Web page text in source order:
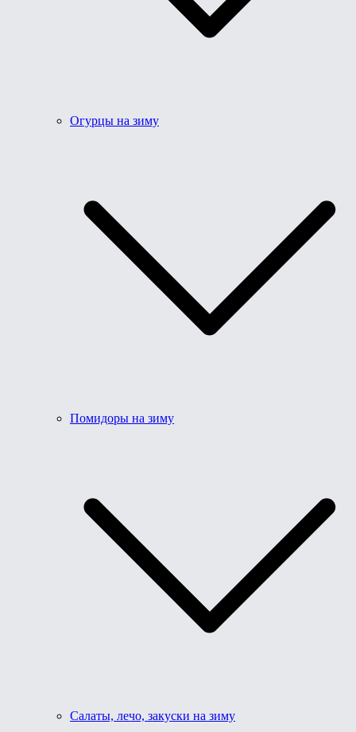
Огурцы на зиму
Помидоры на зиму
Салаты, лечо, закуски на зиму